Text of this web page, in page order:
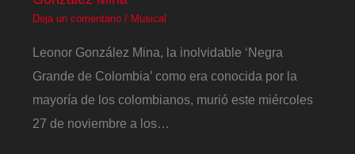
Deja un comentario / Musical
Leonor González Mina, la inolvidable ‘Negra
Grande de Colombia’ como era conocida por la
mayoría de los colombianos, murió este miércoles
27 de noviembre a los…